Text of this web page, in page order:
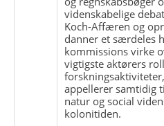
videnskabelige
Koch-Affæren og
danner et særdeles
kommissions virke
vigtigste aktørers
appellerer samtidig
natur og social
kolonitiden.